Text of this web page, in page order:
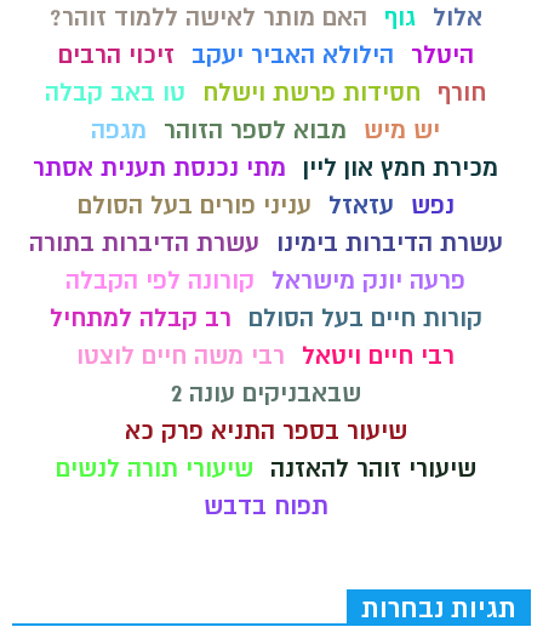
אלול גוף
האם מותר לאישה ללמוד זוהר?
היטלר
הילולא האביר יעקב
זיכוי הרבים
חורף
חסידות פרשת וישלח
טו באב קבלה
יש מיש
מבוא לספר הזוהר
מגפה
מכירת חמץ און ליין
מתי נכנסת תענית אסתר
נפש
עזאזל
עניני פורים בעל הסולם
עשרת הדיברות בימינו
עשרת הדיברות בתורה
פרעה יונק מישראל
קורונה לפי הקבלה
קורות חיים בעל הסולם
רב קבלה למתחיל
רבי חיים ויטאל
רבי משה חיים לוצטו
שבאבניקים עונה 2
שיעור בספר התניא פרק כא
שיעורי זוהר להאזנה
שיעורי תורה לנשים
תפוח בדבש
תגיות נבחרות